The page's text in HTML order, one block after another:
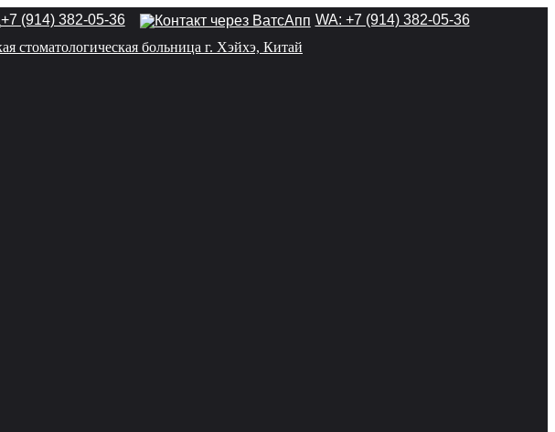
+7 (914) 382-05-36
WA: +7 (914) 382-05-36
стоматологическая больница г. Хэйхэ, Китай